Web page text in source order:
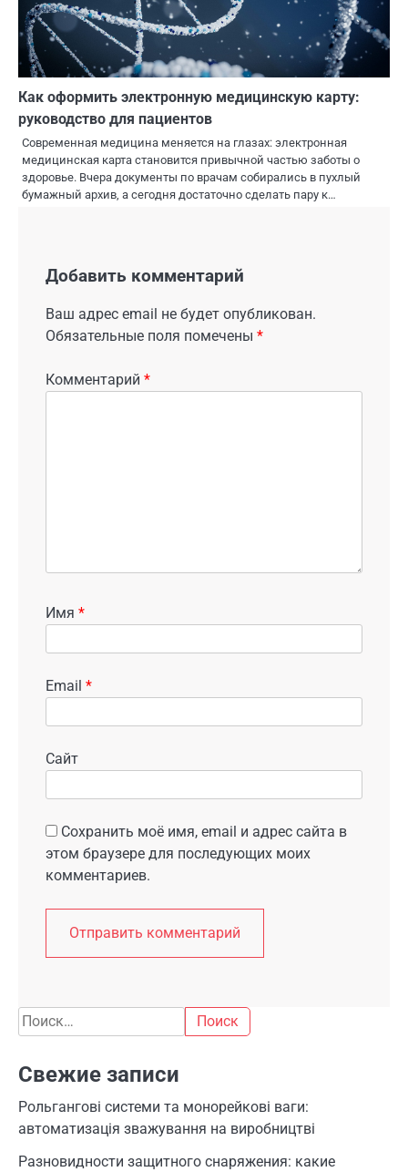
Как оформить электронную медицинскую карту:
руководство для пациентов
Современная медицина меняется на глазах: электронная
медицинская карта становится привычной частью заботы о
здоровье. Вчера документы по врачам собирались в пухлый
бумажный архив, а сегодня достаточно сделать пару к…
Добавить комментарий
Ваш адрес email не будет опубликован.
Обязательные поля помечены *
Комментарий *
Имя *
Email *
Сайт
Сохранить моё имя, email и адрес сайта в
этом браузере для последующих моих
комментариев.
Найти:
Свежие записи
Рольгангові системи та монорейкові ваги:
автоматизація зважування на виробництві
Разновидности защитного снаряжения: какие